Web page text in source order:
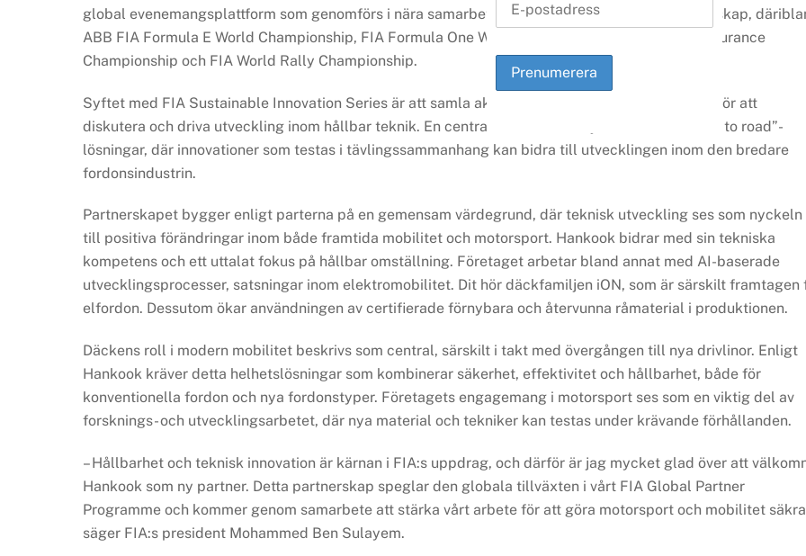
global evenemangsplattform som genomförs i nära samarbete med flera av FIA:s världsmästerskap,
ABB FIA Formula E World Championship, FIA Formula One World Championship, FIA World Endurance
Championship och FIA World Rally Championship.
Syftet med FIA Sustainable Innovation Series är att samla aktörer från industri och motorsport för att
diskutera och driva utveckling inom hållbar teknik. En central del är att främja så kallade ”track to road”-
lösningar, där innovationer som testas i tävlingssammanhang kan bidra till utvecklingen inom den bredare
fordonsindustrin.
Partnerskapet bygger enligt parterna på en gemensam värdegrund, där teknisk utveckling ses som nyckeln
till positiva förändringar inom både framtida mobilitet och motorsport. Hankook bidrar med sin tekniska
kompetens och ett uttalat fokus på hållbar omställning. Företaget arbetar bland annat med AI-baserade
utvecklingsprocesser, satsningar inom elektromobilitet. Dit hör däckfamiljen iON, som är särskilt framtagen
elfordon. Dessutom ökar användningen av certifierade förnybara och återvunna råmaterial i produktionen.
Däckens roll i modern mobilitet beskrivs som central, särskilt i takt med övergången till nya drivlinor. Enligt
Hankook kräver detta helhetslösningar som kombinerar säkerhet, effektivitet och hållbarhet, både för
konventionella fordon och nya fordonstyper. Företagets engagemang i motorsport ses som en viktig del av
forsknings- och utvecklingsarbetet, där nya material och tekniker kan testas under krävande förhållanden.
– Hållbarhet och teknisk innovation är kärnan i FIA:s uppdrag, och därför är jag mycket glad över att
Hankook som ny partner. Detta partnerskap speglar den globala tillväxten i vårt FIA Global Partner
Programme och kommer genom samarbete att stärka vårt arbete för att göra motorsport och mobilitet
säger FIA:s president Mohammed Ben Sulayem.